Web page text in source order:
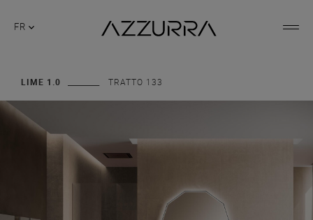
FR
LIME 1.0 TRATTO 133